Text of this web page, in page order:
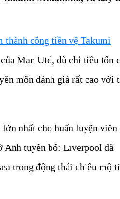
thành công tiền vệ Takumi
Man Utd, dù chỉ tiêu tốn
môn đánh giá rất cao với
nhất cho huấn luyện viên
Anh tuyên bố: Liverpool đã
trong động thái chiêu mộ